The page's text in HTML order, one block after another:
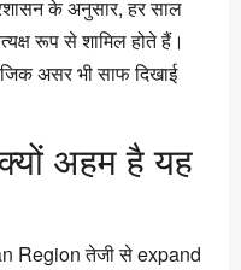
के अनुसार, हर साल
रूप से शामिल होते हैं।
असर भी साफ दिखाई
अहम है यह
Region तेजी से expand